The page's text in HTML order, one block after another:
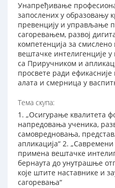
Унапређивање
запослених у образовању
превенцију и управљање
сагоревањем, развој
компетенција за
вештачке интелигенције
са Приручником и
просвете ради
алата и смерница у
Тема скупа:
1. „Осигурање квалитета
напредовања ученика,
самовредновања,
апликација“ 2.
примена вештачке
бернаута до унутрашње
које штите наставнике и
сагоревања“